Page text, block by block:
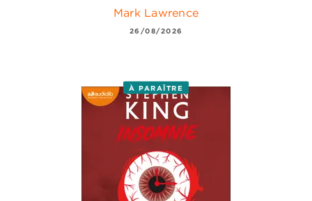
Mark Lawrence
26/08/2026
À PARAÎTRE